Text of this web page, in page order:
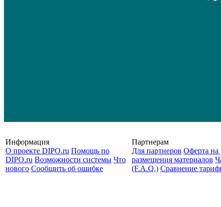
Информация
О проекте DIPO.ru Помощь по
DIPO.ru Возможности системы Что
нового Сообщить об ошибке
Партнерам
Для партнеров Оферта на
размещения материалов
(F.A.Q.) Cравнение